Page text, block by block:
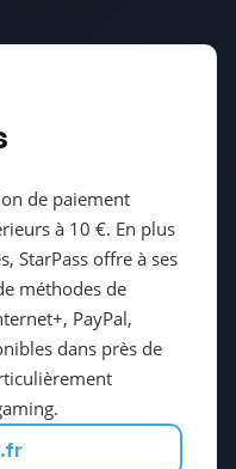
de paiement
à 10 €. En plus
StarPass offre à ses
méthodes de
PayPal,
dans près de